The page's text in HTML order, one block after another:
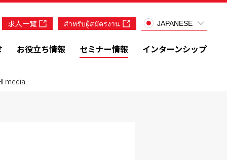
求人一覧 สำหรับผู้สมัครงาน JAPANESE
お役立ち情報 セミナー情報 インターンシップ
media